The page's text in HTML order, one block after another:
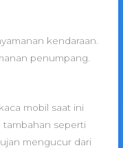
kendaraan.
penumpang.
mobil saat ini
tambahan seperti
mengucur dari